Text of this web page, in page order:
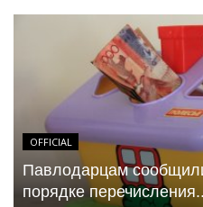
OFFICIAL
Павлодарцам
порядке